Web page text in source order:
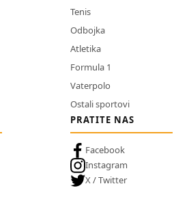
Tenis
Odbojka
Atletika
Formula 1
Vaterpolo
Ostali sportovi
PRATITE NAS
Facebook
Instagram
X / Twitter